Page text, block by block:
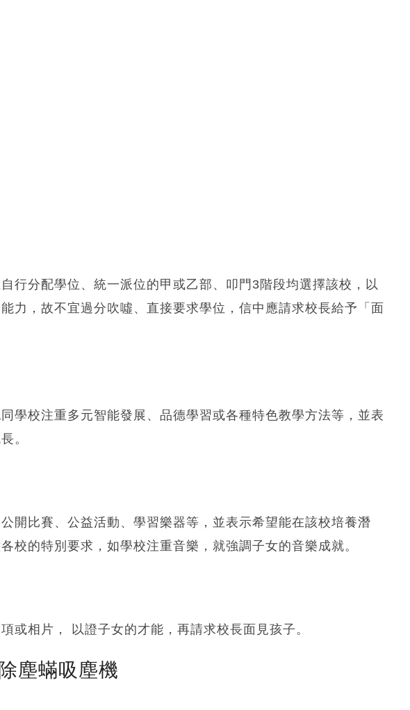
行分配學位、統一派位的甲或乙部、叩門3階段均選擇該校，以
力，故不宜過分吹噓、直接要求學位，信中應請求校長給予「面
學校注重多元智能發展、品德學習或各種特色教學方法等，並表
。
開比賽、公益活動、學習樂器等，並表示希望能在該校培養潛
校的特別要求，如學校注重音樂，就強調子女的音樂成就。
或相片， 以證子女的才能，再請求校長面見孩子。
塵蟎吸塵機